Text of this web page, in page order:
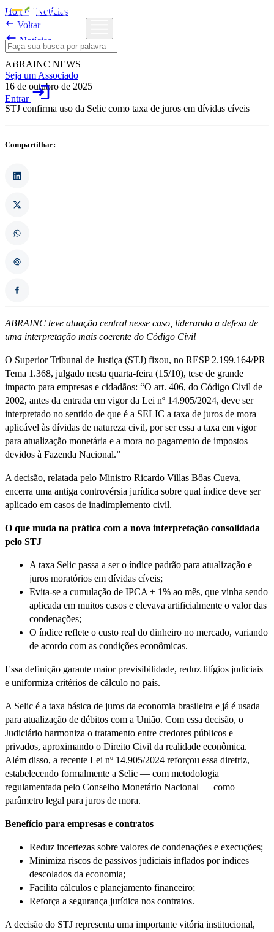
Seja um Associado
Entrarlogin
Home/Notícias
 Voltar
Notícias
ABRAINC NEWS
16 de outubro de 2025
STJ confirma uso da Selic como taxa de juros em dívidas cíveis
Compartilhar:
ABRAINC teve atuação central nesse caso, liderando a defesa de
uma interpretação mais coerente do Código Civil
O Superior Tribunal de Justiça (STJ) fixou, no RESP 2.199.164/PR
Tema 1.368, julgado nesta quarta-feira (15/10), tese de grande
impacto para empresas e cidadãos: “O art. 406, do Código Civil de
2002, antes da entrada em vigor da Lei nº 14.905/2024, deve ser
interpretado no sentido de que é a SELIC a taxa de juros de mora
aplicável às dívidas de natureza civil, por ser essa a taxa em vigor
para atualização monetária e a mora no pagamento de impostos
devidos à Fazenda Nacional.”
A decisão, relatada pelo Ministro Ricardo Villas Bôas Cueva,
encerra uma antiga controvérsia jurídica sobre qual índice deve ser
aplicado em casos de inadimplemento civil.
O que muda na prática com a nova interpretação consolidada
pelo STJ
A taxa Selic passa a ser o índice padrão para atualização e
juros moratórios em dívidas cíveis;
Evita-se a cumulação de IPCA + 1% ao mês, que vinha sendo
aplicada em muitos casos e elevava artificialmente o valor das
condenações;
O índice reflete o custo real do dinheiro no mercado, variando
de acordo com as condições econômicas.
Essa definição garante maior previsibilidade, reduz litígios judiciais
e uniformiza critérios de cálculo no país.
A Selic é a taxa básica de juros da economia brasileira e já é usada
para atualização de débitos com a União. Com essa decisão, o
Judiciário harmoniza o tratamento entre credores públicos e
privados, aproximando o Direito Civil da realidade econômica.
Além disso, a recente Lei nº 14.905/2024 reforçou essa diretriz,
estabelecendo formalmente a Selic — com metodologia
regulamentada pelo Conselho Monetário Nacional — como
parâmetro legal para juros de mora.
Benefício para empresas e contratos
Reduz incertezas sobre valores de condenações e execuções;
Minimiza riscos de passivos judiciais inflados por índices
descolados da economia;
Facilita cálculos e planejamento financeiro;
Reforça a segurança jurídica nos contratos.
A decisão do STJ representa uma importante vitória institucional,